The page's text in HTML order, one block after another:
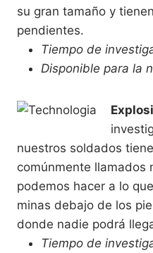
su gran tamaño y
pendientes.
Tiempo de
Disponible para la
nuestros soldados
comúnmente llamados
podemos hacer a lo
minas debajo de los
donde nadie podrá
Tiempo de